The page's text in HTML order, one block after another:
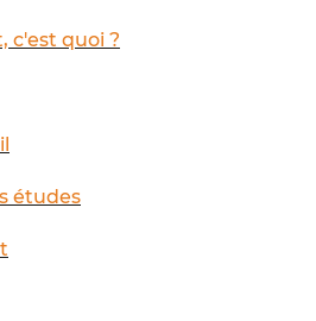
c'est quoi ?
études